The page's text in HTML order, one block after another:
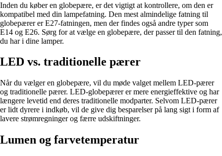
Inden du køber en globepære, er det vigtigt at kontrollere, om den er
kompatibel med din lampefatning. Den mest almindelige fatning til
globepærer er E27-fatningen, men der findes også andre typer som
E14 og E26. Sørg for at vælge en globepære, der passer til den fatning,
du har i dine lamper.
LED vs. traditionelle pærer
Når du vælger en globepære, vil du møde valget mellem LED-pærer
og traditionelle pærer. LED-globepærer er mere energieffektive og har
længere levetid end deres traditionelle modparter. Selvom LED-pærer
er lidt dyrere i indkøb, vil de give dig besparelser på lang sigt i form af
lavere strømregninger og færre udskiftninger.
Lumen og farvetemperatur